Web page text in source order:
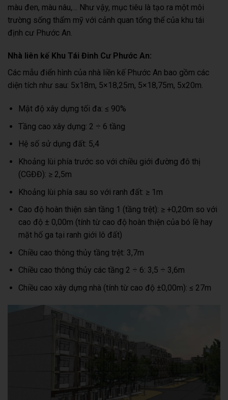
màu đen, màu nâu,… Như vậy, mục tiêu là tạo ra một môi
trường sống thẩm mỹ với cảnh quan tổng thể của khu tái
định cư Phước An.
Nhà liên kế Khu Tái Đinh Cư Phước An:
Các mẫu điển hình của nhà liền kế Phước An bao gồm các
diện tích như sau: 5x18m, 5×18,25m, 5×18,75m, 5x20m.
Mật độ xây dựng tối đa: ≤ 90%
Tầng cao xây dựng: 2 ÷ 6 tầng
Hệ số sử dụng đất: 5,4
Khoảng lùi phía trước so với chiều giới đường đô thị
(CGĐĐ): ≥ 2,5m
Khoảng lùi phía sau so với ranh đất: ≥ 1m
Cao độ hoàn thiện sàn tầng 1 (tầng trệt): ≥ +0,20m so với
cao độ ± 0,00m (tính từ cao độ hoàn thiện của bó lề hay
mặt hố ga tại ranh giới lô đất)
Chiều cao thông thủy tầng trệt: 3,7m
Chiều cao thông thủy các tầng 2 ÷ 6: 3,5 ÷ 3,6m
Chiều cao xây dựng nhà (tính từ cao độ ±0,00m): ≤ 27m